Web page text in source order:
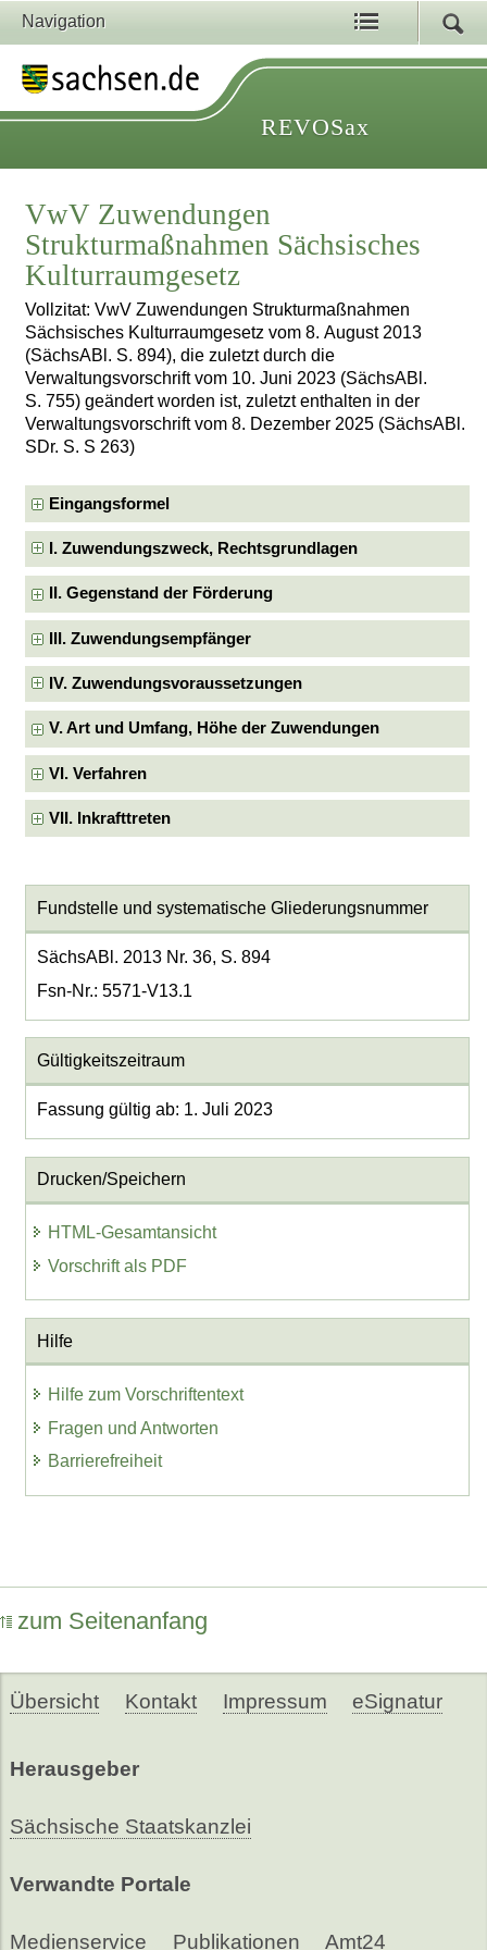
Navigation
REVOSax
VwV Zuwendungen
Strukturmaßnahmen Sächsisches
Kulturraumgesetz
Vollzitat: VwV Zuwendungen Strukturmaßnahmen
Sächsisches Kulturraumgesetz vom 8. August 2013
(SächsABl. S. 894), die zuletzt durch die
Verwaltungsvorschrift vom 10. Juni 2023 (SächsABl.
S. 755) geändert worden ist, zuletzt enthalten in der
Verwaltungsvorschrift vom 8. Dezember 2025 (SächsABl.
SDr. S. S 263)
Eingangsformel
I. Zuwendungszweck, Rechtsgrundlagen
II. Gegenstand der Förderung
III. Zuwendungsempfänger
IV. Zuwendungsvoraussetzungen
V. Art und Umfang, Höhe der Zuwendungen
VI. Verfahren
VII. Inkrafttreten
Fundstelle und systematische Gliederungsnummer
SächsABl. 2013 Nr. 36, S. 894
Fsn-Nr.: 5571-V13.1
Gültigkeitszeitraum
Fassung gültig ab: 1. Juli 2023
Drucken/Speichern
HTML-Gesamtansicht
Vorschrift als PDF
Hilfe
Hilfe zum Vorschriftentext
Fragen und Antworten
Barrierefreiheit
zum Seitenanfang
Übersicht Kontakt Impressum eSignatur
Herausgeber
Sächsische Staatskanzlei
Verwandte Portale
Medienservice Publikationen Amt24